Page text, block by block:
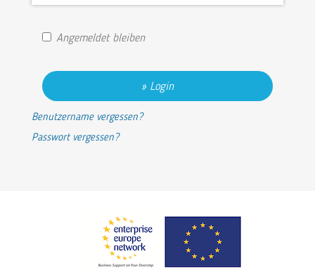
Angemeldet bleiben
Login
Benutzername vergessen?
Passwort vergessen?